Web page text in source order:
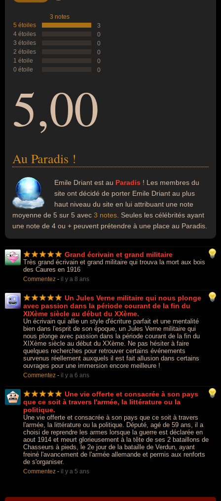
3 notes
5 étoiles
3
4 étoiles
0
3 étoiles
0
2 étoiles
0
1 étoile
0
0 étoile
0
5,00
Au Paradis !
Emile Driant est au Paradis ! Les membres du
site ont décidé de porter Emile Driant au plus
haut niveau du site en lui attribuant une note
moyenne de 5 sur 5 avec 3 notes . Seules les célébrités ayant
une note de 4 ou + peuvent prétendre à une place au Paradis.
Grand écrivain et grand militaire
Très grand écrivain et grand militaire qui trouva la mort aux bois
des Caures en 1916
Commentez - il y a 8 ans
Un Jules Verne militaire qui nous plonge
avec passion dans la période courant de la fin du
XIXème siècle au début du XXème.
Un écrivain qui allie un style d'écriture parfait et une mentalité
bien dans l'esprit de son époque, un Jules Verne militaire qui
nous plonge avec passion dans la période courant de la fin du
XIXème siècle au début du XXème. Ne pas hésiter à faire
quelques recherches pour retrouver certains événements
survenus réellement auxquels il est fait allusion dans certains
ouvrages pour une immersion encore meilleure !
Commentez - il y a 6 ans
Une vie offerte et consacrée à son pays
que ce soit à travers l'armée, la littérature ou la
politique.
Une vie offerte et consacrée à son pays que ce soit à travers
l'armée, la littérature ou la politique. Député, agé de 59 ans, il a
choisi de reprendre les armes lorsque la guerre est déclarée en
aout 1914 et meurt glorieusement à la tête de ses 2 bataillons de
Chasseurs à pieds, le 2e jour de la bataille de Verdun, ayant
freiné l'avancement de l'armée allemande et permis aux renforts
de s'organiser.
Commentez - il y a 5 ans